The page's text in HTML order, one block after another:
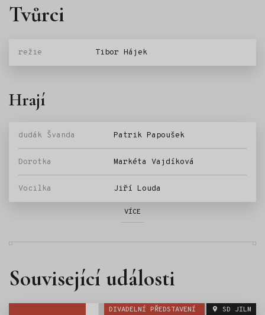
Tvůrci
režie Tibor Hájek
Hrají
dudák Švanda Patrik Papoušek
Dorotka Markéta Vajdíková
Vocilka Jiří Louda
VÍCE
Související události
DIVADELNÍ PŘEDSTAVENÍ SD JILM